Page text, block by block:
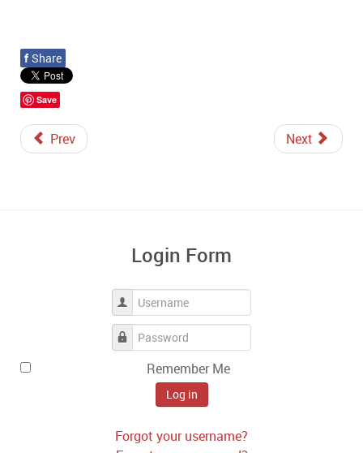
f Share
Save
Prev Next
Login Form
Username
Password
Remember Me
Log in
Forgot your username?